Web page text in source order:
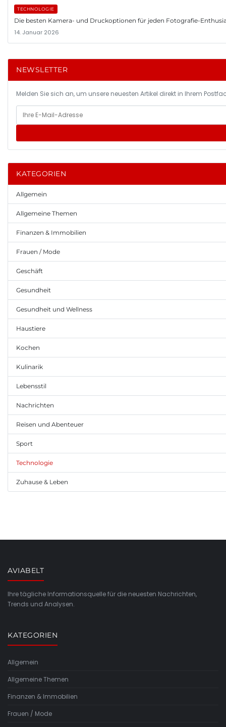
TECHNOLOGIE
Die besten Kamera- und Druckoptionen für jeden Fotografie-
14. Januar 2026
NEWSLETTER
Melden Sie sich an, um unsere neuesten Artikel direkt in Ihrem
KATEGORIEN
Allgemein
Allgemeine Themen
Finanzen & Immobilien
Frauen / Mode
Geschäft
Gesundheit
Gesundheit und Wellness
Haustiere
Kochen
Kulinarik
Lebensstil
Nachrichten
Reisen und Abenteuer
Sport
Technologie
Zuhause & Leben
AVIABELT
Ihre tägliche Informationsquelle für die neuesten Nachrichten,
Trends und Analysen.
KATEGORIEN
Allgemein
Allgemeine Themen
Finanzen & Immobilien
Frauen / Mode